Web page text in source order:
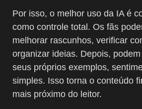
Por isso, o melhor uso da IA é
como controle total. Os fãs
melhorar rascunhos, verificar
organizar ideias. Depois,
seus próprios exemplos,
simples. Isso torna o conteúdo
mais próximo do leitor.